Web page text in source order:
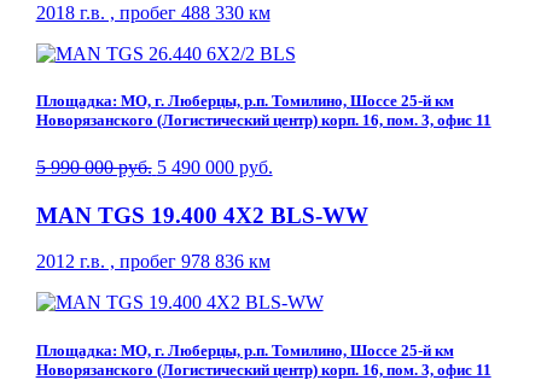
2018 г.в. , пробег 488 330 км
Площадка: МО, г. Люберцы, р.п. Томилино, Шоссе 25-й км
Новорязанского (Логистический центр) корп. 16, пом. 3, офис 11
5 990 000 руб. 5 490 000 руб.
MAN TGS 19.400 4X2 BLS-WW
2012 г.в. , пробег 978 836 км
Площадка: МО, г. Люберцы, р.п. Томилино, Шоссе 25-й км
Новорязанского (Логистический центр) корп. 16, пом. 3, офис 11